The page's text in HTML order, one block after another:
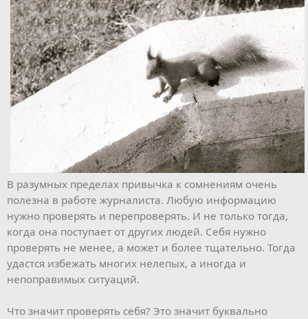
В разумных пределах привычка к сомнениям очень
полезна в работе журналиста. Любую информацию
нужно проверять и перепроверять. И не только тогда,
когда она поступает от других людей. Себя нужно
проверять не менее, а может и более тщательно. Тогда
удастся избежать многих нелепых, а иногда и
непоправимых ситуаций.
Что значит проверять себя? Это значит буквально